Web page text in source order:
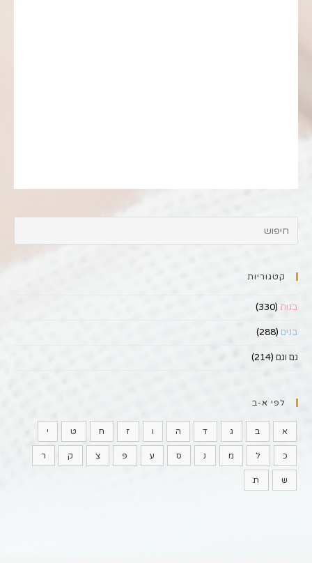
קטגוריות
בנות (330)
בנים (288)
גם וגם (214)
לפי א-ב
א ב ג ד ה ו ז ח ט י
כ ל מ נ ס ע פ צ ק ר
ש ת